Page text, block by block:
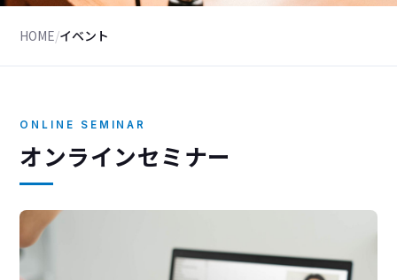
HOME/イベント
ONLINE SEMINAR
オンラインセミナー